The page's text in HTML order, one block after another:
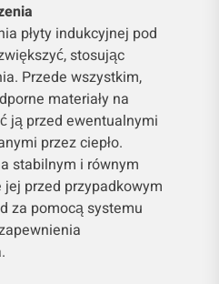
płyty indukcyjnej pod
stosując
Przede wszystkim,
materiały na
ją przed ewentualnymi
przez ciepło.
stabilnym i równym
przed przypadkowym
za pomocą systemu